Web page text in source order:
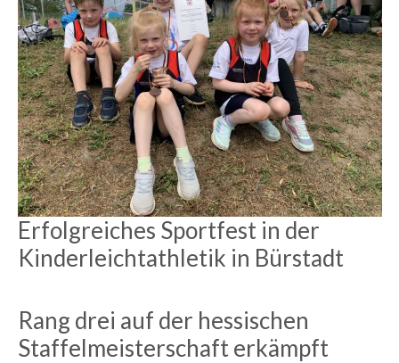
Erfolgreiches Sportfest in der
Kinderleichtathletik in Bürstadt
Rang drei auf der hessischen
Staffelmeisterschaft erkämpft